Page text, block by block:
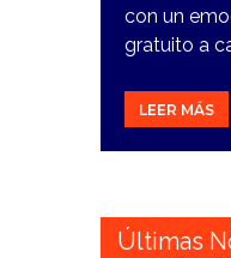
con un
gratuito a
LEER MÁS
Últimas